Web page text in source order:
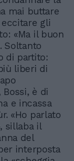
mai buttare
gli
«Ma il buon
Soltanto
di partito:
liberi di
è di
e incassa
«Ho parlato
sillaba il
del
interposta